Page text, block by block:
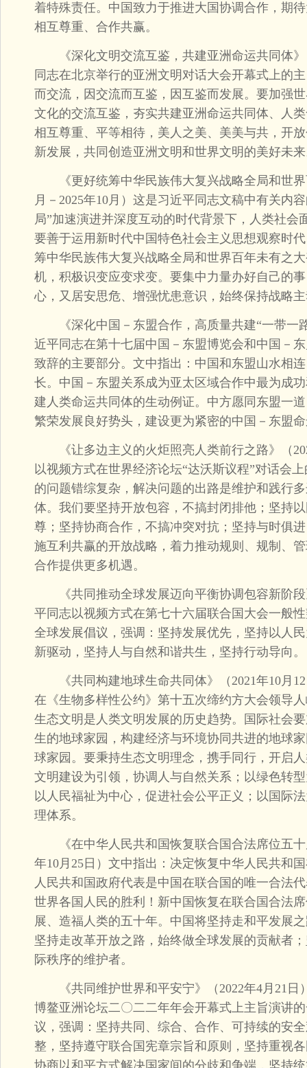
着特殊责任。中国致力于推进大国协调合作，期
相互尊重、合作共赢。
《深化文明交流互鉴，共建亚洲命运共同体》
同志在北京举行的亚洲文明对话大会开幕式上的
而交流，因交流而互鉴，因互鉴而发展。要加强
文化的交流互鉴，夯实共建亚洲命运共同体、人
相互尊重、平等相待，美人之美、美美与共，开
新发展，共同创造亚洲文明和世界文明的美好未
《更好统筹中华民族伟大复兴战略全局和世界
月－2025年10月）这是习近平同志文稿中有关内
局”加速演进并深度互动的时代背景下，人类社会
要善于运用新时代中国特色社会主义思想观察时
筹中华民族伟大复兴战略全局和世界百年未有之
机，积极识变应变求变。要集中力量办好自己的
心，又居安思危、增强忧患意识，始终保持战略
《深化中国－东盟合作，高质量共建“一带一路
近平同志在第十七届中国－东盟博览会和中国－
致辞的主要部分。文中指出：中国和东盟山水相
长。中国－东盟关系成为亚太区域合作中最为成
建人类命运共同体的生动例证。中方愿同东盟一
繁荣发展良好势头，建设更为紧密的中国－东盟
《让多边主义的火炬照亮人类前行之路》（
以视频方式在世界经济论坛“达沃斯议程”对话会
的问题错综复杂，解决问题的出路是维护和践行
体。我们要坚持开放包容，不搞封闭排他；坚持
尊；坚持协商合作，不搞冲突对抗；坚持与时俱
施互利共赢的开放战略，着力推动规则、规制、
合作提供更多机遇。
《共同推动全球发展迈向平衡协调包容新阶段
平同志以视频方式在第七十六届联合国大会一般
全球发展倡议，强调：坚持发展优先，坚持以人
新驱动，坚持人与自然和谐共生，坚持行动导向。
《共同构建地球生命共同体》（2021年10月
在《生物多样性公约》第十五次缔约方大会领导
生态文明是人类文明发展的历史趋势。国际社会
生的地球家园，构建经济与环境协同共进的地球
球家园。要秉持生态文明理念，携手同行，开启
文明建设为引领，协调人与自然关系；以绿色转
以人民福祉为中心，促进社会公平正义；以国际
理体系。
《在中华人民共和国恢复联合国合法席位五十
年10月25日）文中指出：决定恢复中华人民共和
人民共和国政府代表是中国在联合国的唯一合法
世界各国人民的胜利！新中国恢复在联合国合法
展、造福人类的五十年。中国将坚持走和平发展
坚持走改革开放之路，始终做全球发展的贡献者
际秩序的维护者。
《共同维护世界和平安宁》（2022年4月21日
博鳌亚洲论坛二〇二二年年会开幕式上主旨演讲
议，强调：坚持共同、综合、合作、可持续的安
整，坚持遵守联合国宪章宗旨和原则，坚持重视
协商以和平方式解决国家间的分歧和争端，坚持